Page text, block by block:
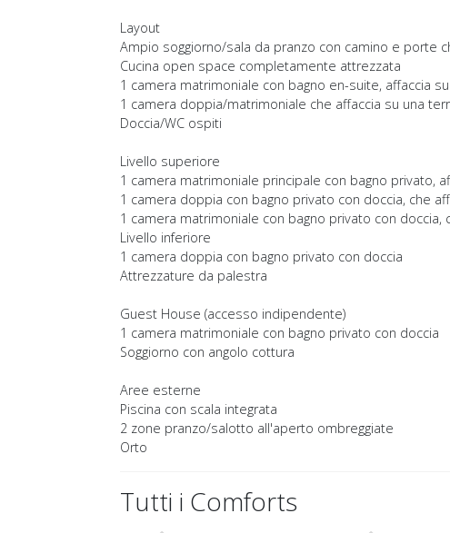
Layout
Ampio soggiorno/sala da pranzo con camino e porte
Cucina open space completamente attrezzata
1 camera matrimoniale con bagno en-suite, affaccia
1 camera doppia/matrimoniale che affaccia su una
Doccia/WC ospiti
Livello superiore
1 camera matrimoniale principale con bagno privato,
1 camera doppia con bagno privato con doccia, che
1 camera matrimoniale con bagno privato con
Livello inferiore
1 camera doppia con bagno privato con doccia
Attrezzature da palestra
Guest House (accesso indipendente)
1 camera matrimoniale con bagno privato con doccia
Soggiorno con angolo cottura
Aree esterne
Piscina con scala integrata
2 zone pranzo/salotto all'aperto ombreggiate
Orto
Tutti i Comforts